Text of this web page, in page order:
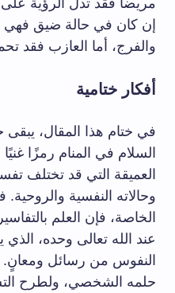
مريضاً فقد تدل الرؤية على
إن كان في حالة ضيق فهي
والفرج، أما العازب فقد
أفكار ختامية
في ختام هذا المقال،
السلام في المنام رمزًا غنيًا
العميقة التي قد تختلف
وحالاته النفسية والروحية.
الخاصة، فإن العلم
عند الله تعالى وحده، الذي
النفوس من رسائل ومعانٍ.
حلمه الشخصي، ولطرح